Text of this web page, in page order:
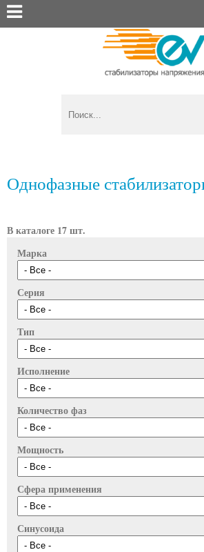

Однофазные
В каталоге 17 шт.
Марка
Серия
Тип
Исполнение
Количество фаз
Мощность
Сфера применения
Синусоида